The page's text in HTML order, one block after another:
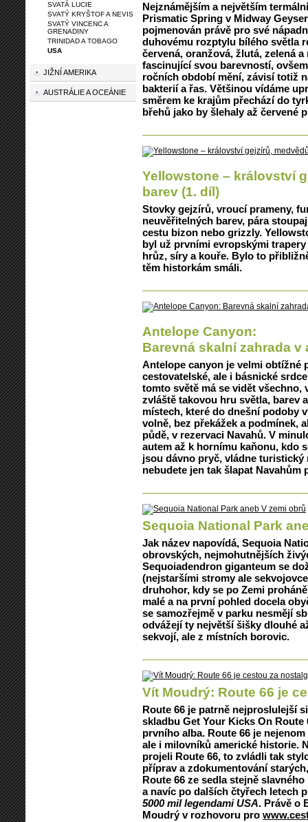
Nejznámějším a největším
Prismatic Spring v Midway
pojmenován právě pro své
duhovému rozptylu bílého světla
červená, oranžová, žlutá, zelená
fascinující svou barevností,
ročních období mění, závisí totiž
bakterií a řas. Většinou vídáme
směrem ke krajům přechází do
břehů jako by šlehaly až červené
Yellowstone – království
barev (1. díl)
Stovky gejzírů, vroucí prameny,
neuvěřitelných barev, pára
cestu bizon nebo grizzly.
byl už prvními evropskými
hrůz, síry a kouře. Bylo to
těm historkám smáli.
Antelope Canyon:
Barevná skalní zahrada
Antelope canyon je velmi obtížné
cestovatelské, ale i básnické
tomto světě má se vidět všechno,
zvláště takovou hru světla, barev
místech, které do dnešní podoby
volně, bez překážek a podmínek,
půdě, v rezervaci Navahů. V
autem až k hornímu kaňonu, kdo
jsou dávno pryč, vládne turistický
nebudete jen tak šlapat Navahům
Sequoia National Park
Jak název napovídá, Sequoia
obrovských, nejmohutnějších
Sequoiadendron giganteum se
(nejstaršími stromy ale
druhohor, kdy se po Zemi
malé a na první pohled docela
se samozřejmě v parku nesmějí
odvážejí ty největší šišky dlouhé
sekvojí, ale z místních borovic.
Vít Moudrý: Route 66 je
Route 66 je patrně nejproslulejší
skladbu Get Your Kicks On
prvního alba. Route 66 je
ale i milovníků americké historie.
projeli Route 66, to zvládli tak
příprav a zdokumentování
Route 66 ze sedla stejně
a navíc po dalších čtyřech letech
5000 mil legendami USA. Právě o
Moudrý v rozhovoru pro
SVATÁ LUCIE
SVATÝ KRYŠTOF A NEVIS
SVATÝ VINCENC A
GRENADINY
TRINIDAD A TOBAGO
USA
JIŽNÍ AMERIKA
AUSTRÁLIE A OCEÁNIE